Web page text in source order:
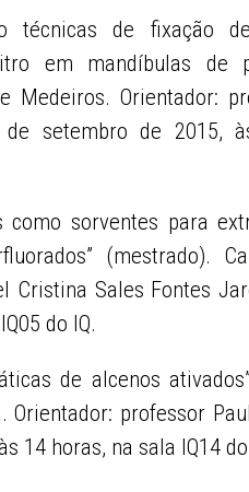
técnicas de fixação
em mandíbulas de
Medeiros. Orientador:
de setembro de 2015,
como sorventes para
(mestrado).
Cristina Sales Fontes
do IQ.
de alcenos
Orientador: professor
14 horas, na sala IQ14 do